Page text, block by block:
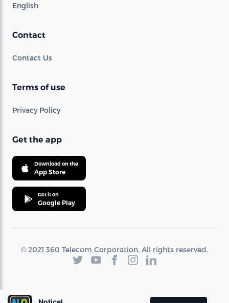
English
Contact
Contact Us
Terms of use
Privacy Policy
Get the app
Download on the
App Store
Get it on
Google Play
© 2021 360 Telecom Corporation. All rights reserved.